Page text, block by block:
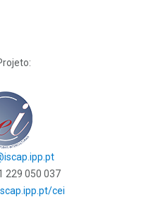
229 050 037
cei